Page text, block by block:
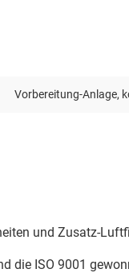
Vorbereitung-Anlage,
und Zusatz-
die ISO 9001